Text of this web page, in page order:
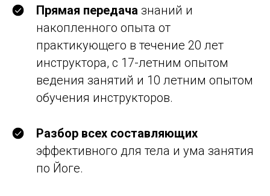
Прямая передача знаний и
накопленного опыта от
практикующего в течение 20 лет
инструктора, с 17-летним опытом
ведения занятий и 10 летним опытом
обучения инструкторов.
Разбор всех составляющих
эффективного для тела и ума занятия
по Йоге.